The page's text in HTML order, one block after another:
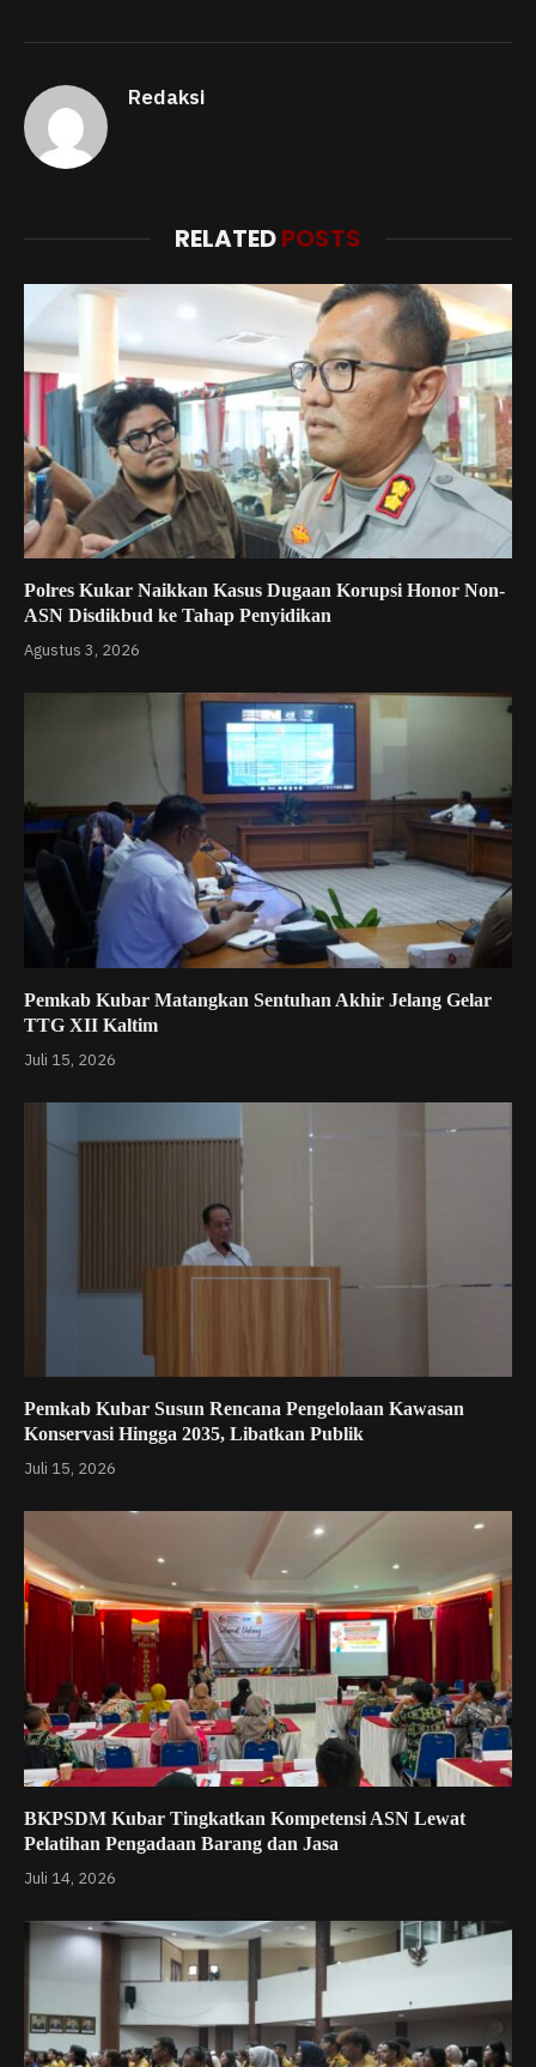
Redaksi
RELATEDPOSTS
Polres Kukar Naikkan Kasus Dugaan Korupsi Honor Non-
ASN Disdikbud ke Tahap Penyidikan
Agustus 3, 2026
Pemkab Kubar Matangkan Sentuhan Akhir Jelang Gelar
TTG XII Kaltim
Juli 15, 2026
Pemkab Kubar Susun Rencana Pengelolaan Kawasan
Konservasi Hingga 2035, Libatkan Publik
Juli 15, 2026
BKPSDM Kubar Tingkatkan Kompetensi ASN Lewat
Pelatihan Pengadaan Barang dan Jasa
Juli 14, 2026